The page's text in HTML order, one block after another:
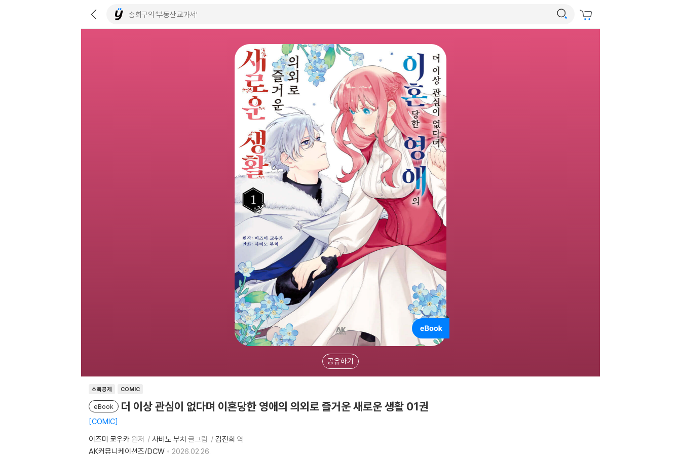
공유하기
소득공제 COMIC
eBook 더 이상 관심이 없다며 이혼당한 영애의 의외로 즐거운 새로운 생활 01권
COMIC
이즈미 쿄우카 원저 사비노 부치 글그림 김진희 역
AK커뮤니케이션즈/DCW
2026.02.26.